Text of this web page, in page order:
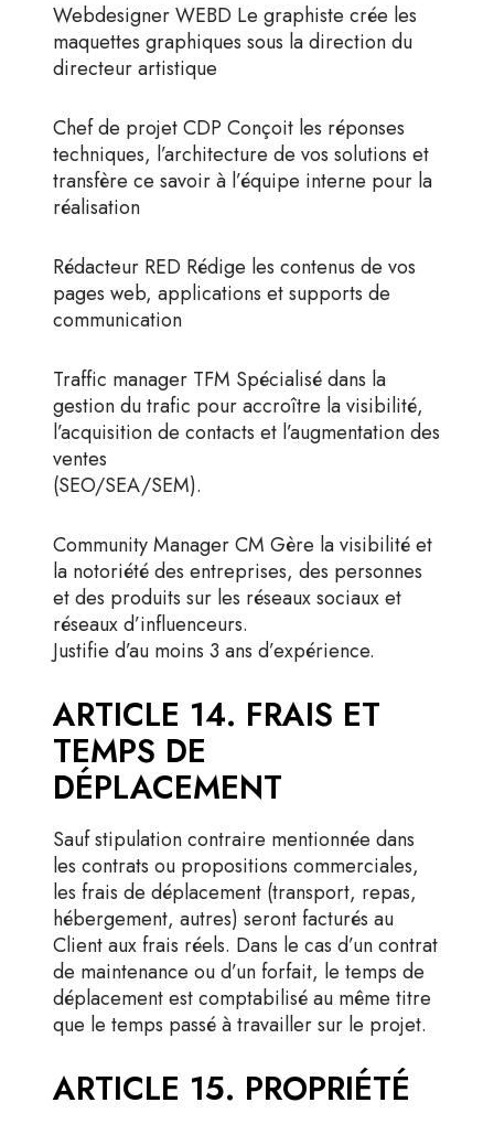
Webdesigner WEBD Le graphiste crée les
maquettes graphiques sous la direction du
directeur artistique
Chef de projet CDP Conçoit les réponses
techniques, l’architecture de vos solutions et
transfère ce savoir à l’équipe interne pour la
réalisation
Rédacteur RED Rédige les contenus de vos
pages web, applications et supports de
communication
Traffic manager TFM Spécialisé dans la
gestion du trafic pour accroître la visibilité,
l’acquisition de contacts et l’augmentation des
ventes
(SEO/SEA/SEM).
Community Manager CM Gère la visibilité et
la notoriété des entreprises, des personnes
et des produits sur les réseaux sociaux et
réseaux d’influenceurs.
Justifie d’au moins 3 ans d’expérience.
ARTICLE 14. FRAIS ET
TEMPS DE
DÉPLACEMENT
Sauf stipulation contraire mentionnée dans
les contrats ou propositions commerciales,
les frais de déplacement (transport, repas,
hébergement, autres) seront facturés au
Client aux frais réels. Dans le cas d’un contrat
de maintenance ou d’un forfait, le temps de
déplacement est comptabilisé au même titre
que le temps passé à travailler sur le projet.
ARTICLE 15. PROPRIÉTÉ